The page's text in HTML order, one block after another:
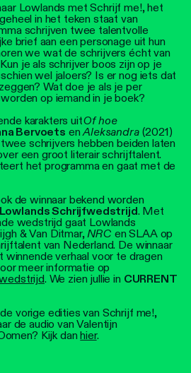
Lowlands met Schrijf me!, het
in het teken staat van
schrijven twee talentvolle
brief aan een personage uit hun
we wat de schrijvers écht van
je als schrijver boos zijn op je
wel jaloers? Is er nog iets dat
Wat doe je als je per
op iemand in je boek?
karakters uitOf hoe
Bervoets enAleksandra(2021)
schrijvers hebben beiden laten
een groot literair schrijftalent.
het programma en gaat met de
de winnaar bekend worden
Schrijfwedstrijd. Met
wedstrijd gaat Lowlands
& Van Ditmar,NRC en SLAA op
van Nederland. De winnaar
winnende verhaal voor te dragen
meer informatie op
. We zien jullie in CURRENT
vorige edities van Schrijf me!,
de audio van Valentijn
Kijk danhier.